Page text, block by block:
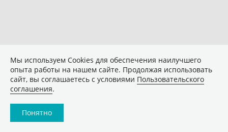
Мы используем Сookies для обеспечения наилучшего
опыта работы на нашем сайте. Продолжая использовать
сайт, вы соглашаетесь с условиями Пользовательского
соглашения.
Понятно